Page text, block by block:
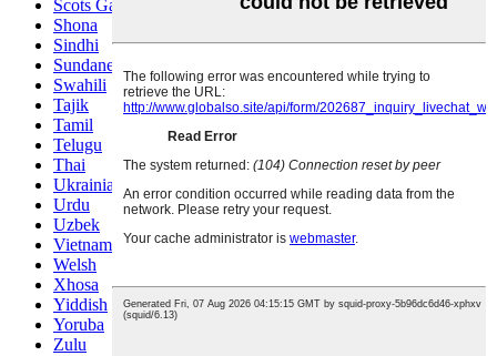
Scots Gaelic
Shona
Sindhi
Sundanese
Swahili
Tajik
Tamil
Telugu
Thai
Ukrainian
Urdu
Uzbek
Vietnamese
Welsh
Xhosa
Yiddish
Yoruba
Zulu